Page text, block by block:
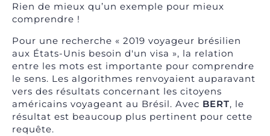
Rien de mieux qu’un exemple pour mieux
comprendre !
Pour une recherche « 2019 voyageur brésilien
aux États-Unis besoin d'un visa », la relation
entre les mots est importante pour comprendre
le sens. Les algorithmes renvoyaient auparavant
vers des résultats concernant les citoyens
américains voyageant au Brésil. Avec BERT, le
résultat est beaucoup plus pertinent pour cette
requête.